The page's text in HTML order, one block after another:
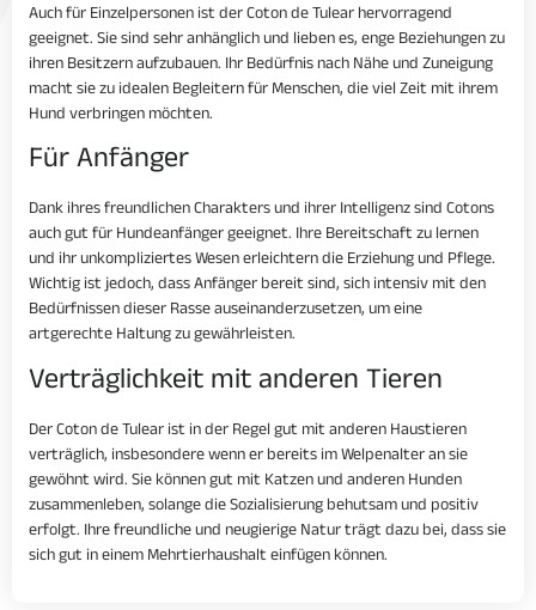
Auch für Einzelpersonen ist der Coton de Tulear hervorragend
geeignet. Sie sind sehr anhänglich und lieben es, enge Beziehungen zu
ihren Besitzern aufzubauen. Ihr Bedürfnis nach Nähe und Zuneigung
macht sie zu idealen Begleitern für Menschen, die viel Zeit mit ihrem
Hund verbringen möchten.
Für Anfänger
Dank ihres freundlichen Charakters und ihrer Intelligenz sind Cotons
auch gut für Hundeanfänger geeignet. Ihre Bereitschaft zu lernen
und ihr unkompliziertes Wesen erleichtern die Erziehung und Pflege.
Wichtig ist jedoch, dass Anfänger bereit sind, sich intensiv mit den
Bedürfnissen dieser Rasse auseinanderzusetzen, um eine
artgerechte Haltung zu gewährleisten.
Verträglichkeit mit anderen Tieren
Der Coton de Tulear ist in der Regel gut mit anderen Haustieren
verträglich, insbesondere wenn er bereits im Welpenalter an sie
gewöhnt wird. Sie können gut mit Katzen und anderen Hunden
zusammenleben, solange die Sozialisierung behutsam und positiv
erfolgt. Ihre freundliche und neugierige Natur trägt dazu bei, dass sie
sich gut in einem Mehrtierhaushalt einfügen können.